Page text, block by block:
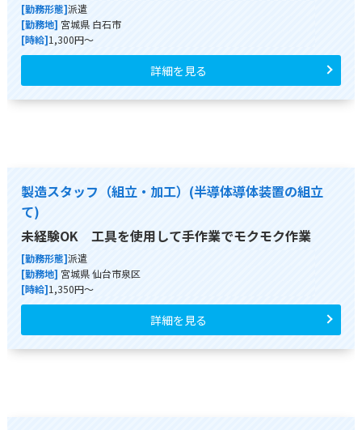
[勤務形態]派遣
[勤務地] 宮城県 白石市
[時給]1,300円～
詳細を見る
製造スタッフ（組立・加工）(半導体導体装置の組立
て)
未経験OK 工具を使用して手作業でモクモク作業
[勤務形態]派遣
[勤務地] 宮城県 仙台市泉区
[時給]1,350円～
詳細を見る